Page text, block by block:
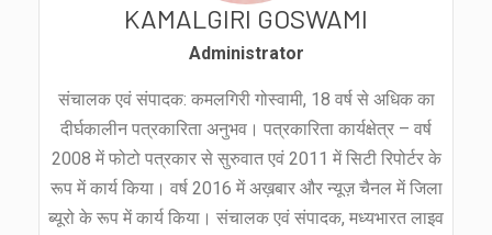
KAMALGIRI GOSWAMI
Administrator
संचालक एवं संपादक: कमलगिरी गोस्वामी, 18 वर्ष से अधिक का
दीर्घकालीन पत्रकारिता अनुभव। पत्रकारिता कार्यक्षेत्र – वर्ष
2008 में फोटो पत्रकार से सुरुवात एवं 2011 में सिटी रिपोर्टर के
रूप में कार्य किया। वर्ष 2016 में अख़बार और न्यूज़ चैनल में जिला
ब्यूरो के रूप में कार्य किया। संचालक एवं संपादक, मध्यभारत लाइव